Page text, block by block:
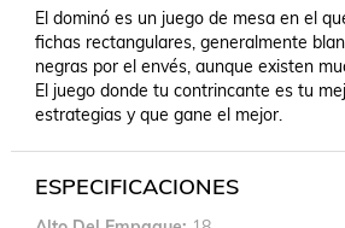
El dominó es un juego de mesa en el
fichas rectangulares, generalmente
negras por el envés, aunque existen
El juego donde tu contrincante es tu
estrategias y que gane el mejor.
ESPECIFICACIONES